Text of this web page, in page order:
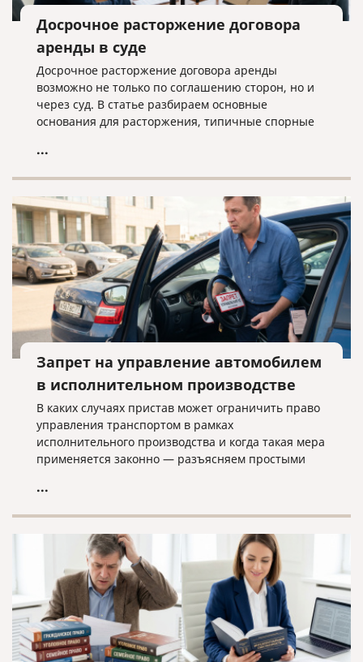
Досрочное расторжение договора
аренды в суде
Досрочное расторжение договора аренды
возможно не только по соглашению сторон, но и
через суд. В статье разбираем основные
основания для расторжения, типичные спорные
нужно проверять заранее.
...
Запрет на управление автомобилем
в исполнительном производстве
В каких случаях пристав может ограничить право
управления транспортом в рамках
исполнительного производства и когда такая мера
применяется законно — разъясняем простыми
...